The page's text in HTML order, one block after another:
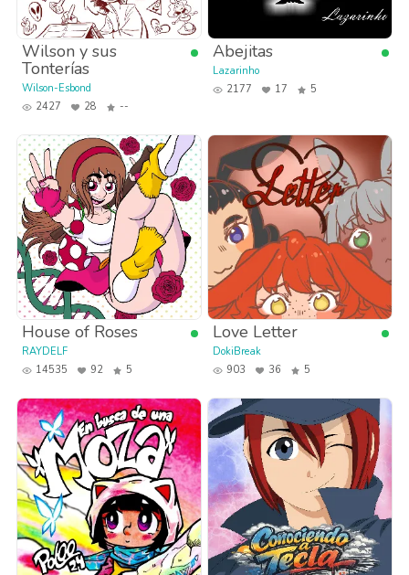
Wilson y sus
Tonterías
Wilson-Esbond
2427
28 --
Abejitas
Lazarinho
2177
17 5
House of Roses
RAYDELF
14535
92 5
Love Letter
DokiBreak
903
36 5